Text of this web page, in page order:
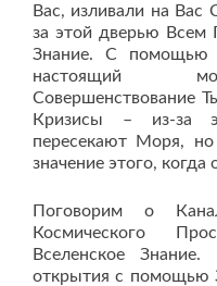
Вас, изливали на Вас
за этой дверью Всем
Знание. С помощью
настоящий
Совершенствование
Кризисы – из-за
пересекают Моря,
значение этого,
Поговорим о
Космического
Вселенское
открытия с помощью